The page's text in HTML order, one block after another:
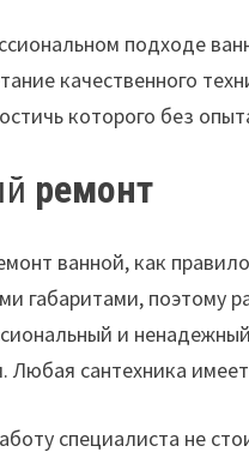
подходе
качественного
которого без
ремонт
ванной, как
габаритами, поэтому
и
Любая сантехника
специалиста не